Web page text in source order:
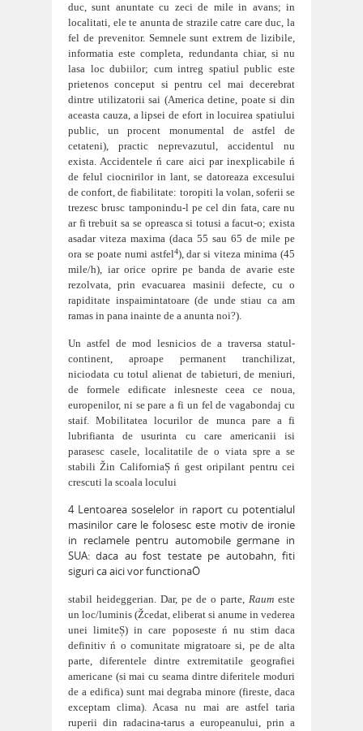
duc, sunt anuntate cu zeci de mile in avans; in
localitati, ele te anunta de strazile catre care duc, la
fel de prevenitor. Semnele sunt extrem de lizibile,
informatia este completa, redundanta chiar, si nu
lasa loc dubiilor; cum intreg spatiul public este
prietenos conceput si pentru cel mai decerebrat
dintre utilizatorii sai (America detine, poate si din
aceasta cauza, a lipsei de efort in locuirea spatiului
public, un procent monumental de astfel de
cetateni), practic neprevazutul, accidentul nu
exista. Accidentele ń care aici par inexplicabile ń
de felul ciocnirilor in lant, se datoreaza excesului
de confort, de fiabilitate: toropiti la volan, soferii se
trezesc brusc tamponindu-l pe cel din fata, care nu
ar fi trebuit sa se opreasca si totusi a facut-o; exista
asadar viteza maxima (daca 55 sau 65 de mile pe
ora se poate numi astfel4), dar si viteza minima (45
mile/h), iar orice oprire pe banda de avarie este
rezolvata, prin evacuarea masinii defecte, cu o
rapiditate inspaimintatoare (de unde stiau ca am
ramas in pana inainte de a anunta noi?).
Un astfel de mod lesnicios de a traversa statul-
continent, aproape permanent tranchilizat,
niciodata cu totul alienat de tabieturi, de meniuri,
de formele edificate inlesneste ceea ce noua,
europenilor, ni se pare a fi un fel de vagabondaj cu
staif. Mobilitatea locurilor de munca pare a fi
lubrifianta de usurinta cu care americanii isi
parasesc casele, localitatile de o viata spre a se
stabili Žin CaliforniaȘ ń gest oripilant pentru cei
crescuti la scoala locului
4 Lentoarea soselelor in raport cu potentialul
masinilor care le folosesc este motiv de ironie
in reclamele pentru automobile germane in
SUA: daca au fost testate pe autobahn, fiti
siguri ca aici vor functionaÖ
stabil heideggerian. Dar, pe de o parte, Raum este
un loc/luminis (Žcedat, eliberat si anume in vederea
unei limiteȘ) in care poposeste ń nu stim daca
definitiv ń o comunitate migratoare si, pe de alta
parte, diferentele dintre extremitatile geografiei
americane (si mai cu seama dintre diferitele moduri
de a edifica) sunt mai degraba minore (fireste, daca
exceptam clima). Acasa nu mai are astfel taria
ruperii din radacina-tarus a europeanului, prin a